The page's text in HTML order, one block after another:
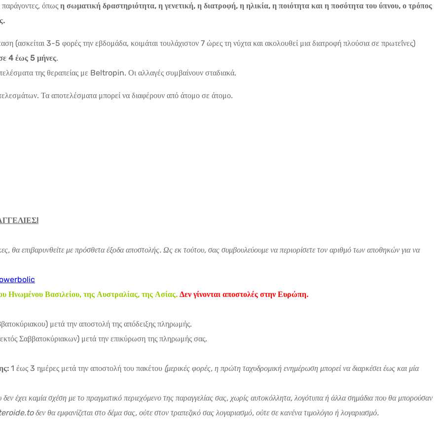
όπως η σωματική δραστηριότητα, η γενετική, η διατροφή, η ηλικία, η ποιότητα και η ποσότητα του ύπνου, ο τρόπος
(ασκείται 3-5 φορές την εβδομάδα, κοιμάται τουλάχιστον 7 ώρες τη νύχτα και ακολουθεί μια διατροφή πλούσια σε πρωτεΐνες)
4 έως 5 μήνες.
της θεραπείας με Beltropin. Οι αλλαγές συμβαίνουν σταδιακά.
Τα αποτελέσματα μπορεί να διαφέρουν από άτομο σε άτομο.
θα επιβαρυνθείτε με πρόσθετα έξοδα αποστολής. Ως εκ τούτου, σας συμβουλεύουμε να περιορίσετε τον αριθμό των αποθηκών για να
Βασιλείου, της Αυστραλίας, της Ασίας. Δεν γίνονται αποστολές στην Ευρώπη.
μετά την αποστολή της απόδειξης πληρωμής.
Σαββατοκύριακων) μετά την επικύρωση της πληρωμής σας.
1 έως 3 ημέρες μετά την αποστολή του πακέτου (μερικές φορές, η πρώτη ταχυδρομική ενημέρωση μπορεί να διαρκέσει έως και μία
έχει καμία σχέση με το πραγματικό περιεχόμενο της παραγγελίας σας, χωρίς αυτοκόλλητα, λογότυπα ή άλλα σημάδια που θα μπορούσαν
δεν θα εμφανίζεται στο δέμα σας, ούτε στον τραπεζικό σας λογαριασμό, ούτε σε κανένα τιμολόγιο ή λογαριασμό.